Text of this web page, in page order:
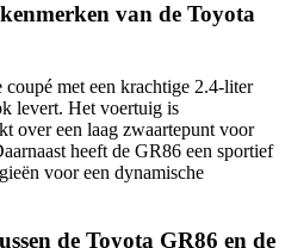
van de Toyota
met een krachtige 2.4-liter
levert. Het voertuig is
over een laag zwaartepunt voor
heeft de GR86 een sportief
voor een dynamische
de Toyota GR86 en de